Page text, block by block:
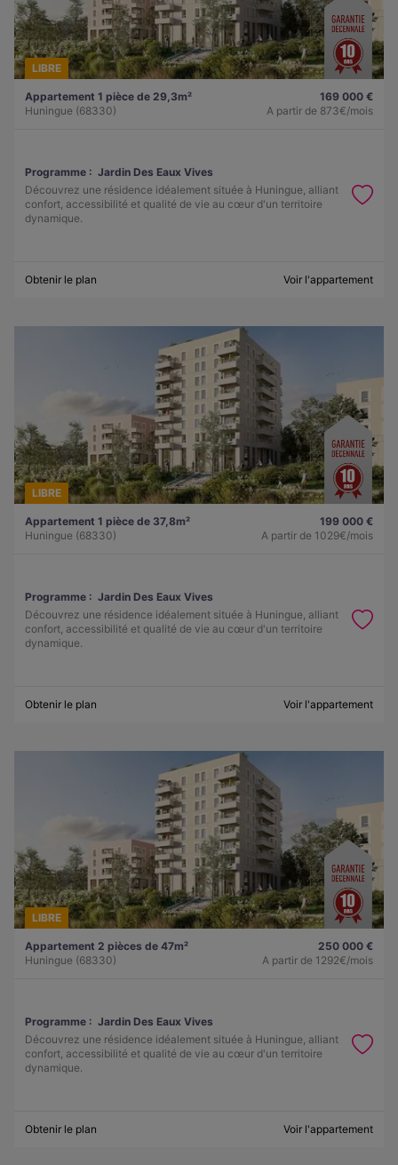
LIBRE
Appartement 1 pièce de 29,3m²
Huningue (68330)
169 000 €
A partir de 873€/mois
Programme : Jardin Des Eaux Vives
Découvrez une résidence idéalement située à Huningue, alliant
confort, accessibilité et qualité de vie au cœur d'un territoire
dynamique.
Obtenir le plan Voir l'appartement
LIBRE
Appartement 1 pièce de 37,8m²
Huningue (68330)
199 000 €
A partir de 1029€/mois
Programme : Jardin Des Eaux Vives
Découvrez une résidence idéalement située à Huningue, alliant
confort, accessibilité et qualité de vie au cœur d'un territoire
dynamique.
Obtenir le plan Voir l'appartement
LIBRE
Appartement 2 pièces de 47m²
Huningue (68330)
250 000 €
A partir de 1292€/mois
Programme : Jardin Des Eaux Vives
Découvrez une résidence idéalement située à Huningue, alliant
confort, accessibilité et qualité de vie au cœur d'un territoire
dynamique.
Obtenir le plan Voir l'appartement